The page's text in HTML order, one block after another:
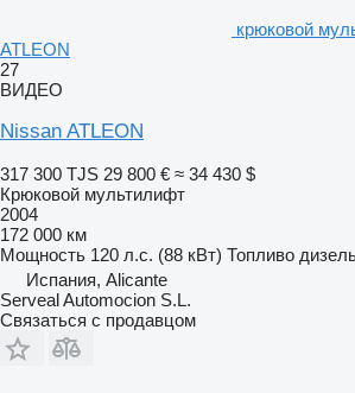
крюковой
ATLEON
27
ВИДЕО
Nissan ATLEON
317 300 TJS 29 800 € ≈ 34 430 $
Крюковой мультилифт
2004
172 000 км
Мощность 120 л.с. (88 кВт) Топливо
Испания, Alicante
Serveal Automocion S.L.
Связаться с продавцом